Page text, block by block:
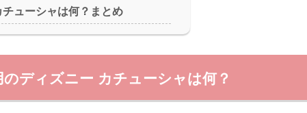
チューシャは何？まとめ
のディズニー カチューシャは何？